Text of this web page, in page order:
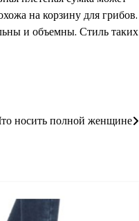
на корзину для грибов.
и объемны. Стиль таких
носить полной женщине